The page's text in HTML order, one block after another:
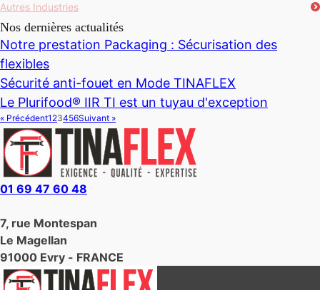
Autres Industries
Nos dernières actualités
Notre prestation Packaging : Sécurisation des
flexibles
Sécurité anti-fouet en Mode TINAFLEX
Le Plurifood® IIR TI est un tuyau d'exception
« Précédent1 23456Suivant »
01 69 47 60 48
7, rue Montespan
Le Magellan
91000 Evry - FRANCE